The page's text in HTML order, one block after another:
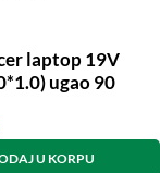
laptop 19V
ugao 90
U KORPU